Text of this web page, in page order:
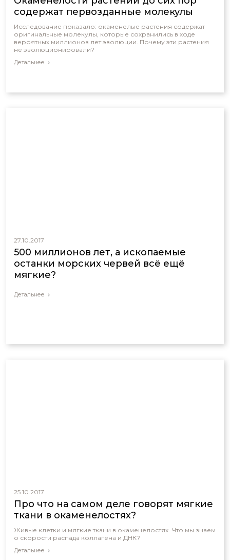
содержат первозданные молекулы
Исследование показало: окаменелые растения содержат
оригинальные молекулы, которые сохранились в ходе
вероятных миллионов лет эволюции. Почему эти растения
не эволюционировали?
Детальнее
27.10.2017
500 миллионов лет, а ископаемые
останки морских червей всё ещё
мягкие?
Детальнее
25.10.2017
Про что на самом деле говорят мягкие
ткани в окаменелостях?
Живые клетки и мягкие ткани в окаменелостях. Что мы знаем
о скорости распада коллагена и ДНК?
Детальнее